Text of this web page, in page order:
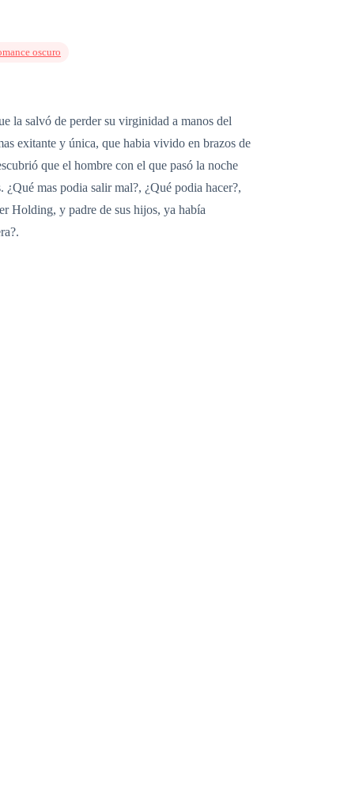
oscuro
la salvó de perder su virginidad a manos del
exitante y única, que habia vivido en brazos de
que el hombre con el que pasó la noche
mas podia salir mal?, ¿Qué podia hacer?,
Holding, y padre de sus hijos, ya había